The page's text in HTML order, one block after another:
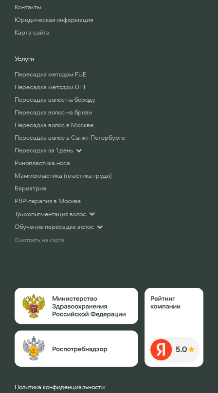
Контакты
Юридическая информация
Карта сайта
Услуги
Пересадка методом FUE
Пересадка методом DHI
Пересадка волос на бороду
Пересадка волос на брови
Пересадка волос в Москве
Пересадка волос в Санкт-Петербурге
Пересадка за 1 день
Ринопластика носа
Маммопластика (пластика груди)
Бариатрия
PRP-терапия в Москве
Трихопигментация волос
Обучение пересадке волос
Смотреть на карте
Политика конфиденциальности